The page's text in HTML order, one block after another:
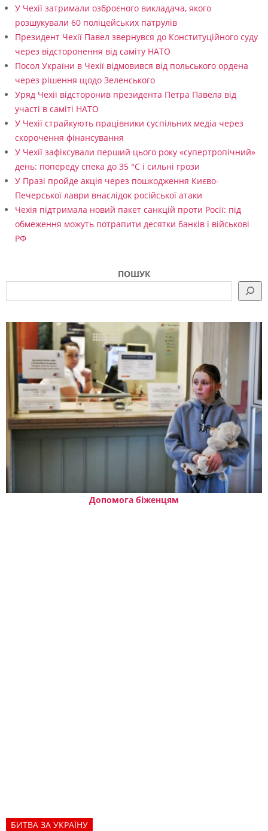
У Чехії затримали озброєного викладача, якого
розшукували 60 поліцейських патрулів
Президент Чехії Павел звернувся до Конституційного суду
через відсторонення від саміту НАТО
Посол України в Чехії відмовився від польського ордена
через рішення щодо Зеленського
Уряд Чехії відсторонив президента Петра Павела від
участі в саміті НАТО
У Чехії страйкують працівники суспільних медіа через
скорочення фінансування
У Чехії зафіксували перший цього року «супертропічний»
день: попереду спека до 35 °C і сильні грози
У Празі пройде акція через пошкодження Києво-
Печерської лаври внаслідок російської атаки
Чехія підтримала новий пакет санкцій проти Росії: під
обмеження можуть потрапити десятки банків і військові
РФ
ПОШУК
Допомога біженцям
БИТВА ЗА УКРАЇНУ